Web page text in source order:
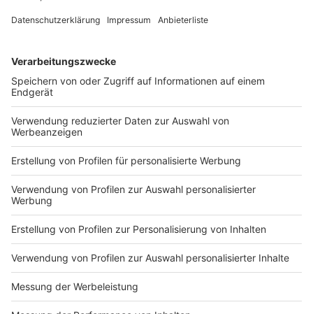
Aufforderung und Hinweise tatsächlich in die Lage
Entscheidung im September war eindeutig: Nein, sagte
der Gerichtshof in Luxemburg. Urlaub könne nicht
verjähren oder bei langer Krankheit verfallen, wenn
Arbeitgeber ihren Informations- und
Mitwirkungspflichten nicht nachkämen, so der EuGH.
Das wurde nun in deutsches Recht umgesetzt. "Es
wird nicht die allerletzte Entscheidung sein zum
Urlaubsrecht", sagte der Vorsitzende Richter Heinrich
Kiel in der Verhandlung.
Anzeige
Urlaub nach langwieriger Krankheit
Anzeige